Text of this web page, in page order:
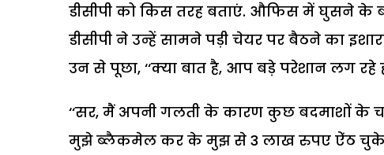
डीसीपी को किस तरह बताएं. औफिस में घुसने के
डीसीपी ने उन्हें सामने पड़ी चेयर पर बैठने का
उन से पूछा, ‘‘क्या बात है, आप बड़े परेशान लग रहे
‘‘सर, मैं अपनी गलती के कारण कुछ बदमाशों के
मुझे ब्लैकमेल कर के मुझ से 3 लाख रुपए ऐंठ चुके